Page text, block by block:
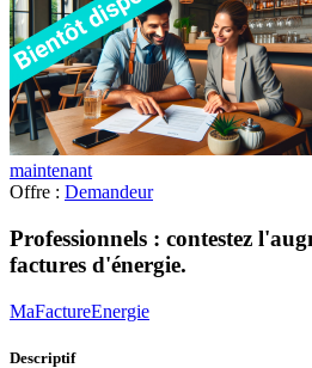
maintenant
Offre : Demandeur
Professionnels : contestez
factures d'énergie.
MaFactureEnergie
Descriptif